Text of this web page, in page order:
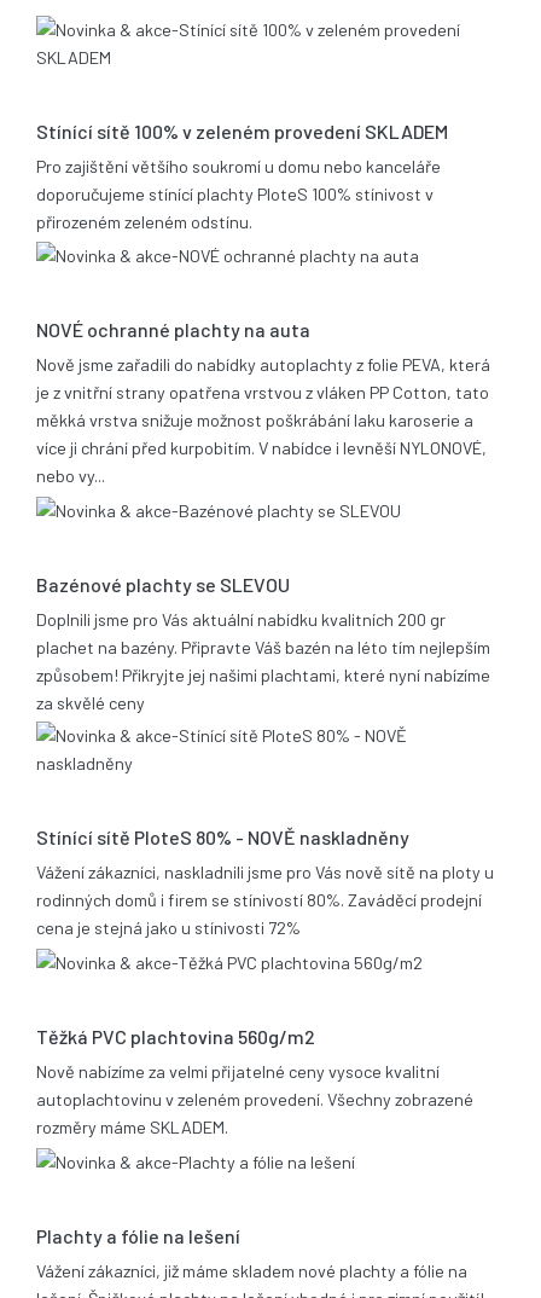
Stínící sítě 100% v zeleném provedení SKLADEM
Pro zajištění většího soukromí u domu nebo kanceláře
doporučujeme stínící plachty PloteS 100% stínivost v
přirozeném zeleném odstínu.
NOVÉ ochranné plachty na auta
Nově jsme zařadili do nabídky autoplachty z folie PEVA, která
je z vnitřní strany opatřena vrstvou z vláken PP Cotton, tato
měkká vrstva snižuje možnost poškrábání laku karoserie a
více ji chrání před kurpobitím. V nabídce i levněší NYLONOVÉ,
nebo vy...
Bazénové plachty se SLEVOU
Doplnili jsme pro Vás aktuální nabídku kvalitních 200 gr
plachet na bazény. Připravte Váš bazén na léto tím nejlepším
způsobem! Přikryjte jej našimi plachtami, které nyní nabízíme
za skvělé ceny
Stínící sítě PloteS 80% - NOVĚ naskladněny
Vážení zákazníci, naskladnili jsme pro Vás nově sítě na ploty u
rodinných domů i firem se stínivostí 80%. Zaváděcí prodejní
cena je stejná jako u stínivosti 72%
Těžká PVC plachtovina 560g/m2
Nově nabízíme za velmi přijatelné ceny vysoce kvalitní
autoplachtovinu v zeleném provedení. Všechny zobrazené
rozměry máme SKLADEM.
Plachty a fólie na lešení
Vážení zákazníci, již máme skladem nové plachty a fólie na